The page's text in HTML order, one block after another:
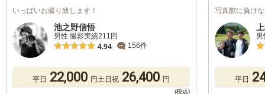
いっぱいお撮り致します！
池之野信悟
男性 撮影実績211回
4.94
156件
平日 22,000 円土日祝 26,400 円
写真館に負け
男
平日